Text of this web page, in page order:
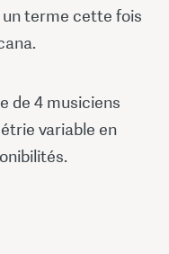
terme cette fois
de 4 musiciens
variable en